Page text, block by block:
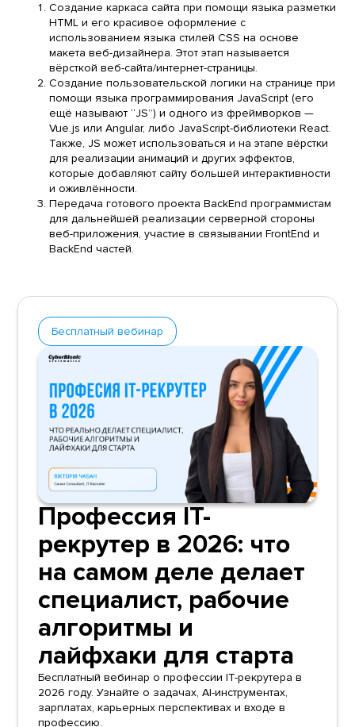
Создание каркаса сайта при помощи языка разметки
HTML и его красивое оформление с
использованием языка стилей CSS на основе
макета веб-дизайнера. Этот этап называется
вёрсткой веб-сайта/интернет-страницы.
Создание пользовательской логики на странице при
помощи языка программирования JavaScript (его
ещё называют “JS”) и одного из фреймворков —
Vue.js или Angular, либо JavaScript-библиотеки React.
Также, JS может использоваться и на этапе вёрстки
для реализации анимаций и других эффектов,
которые добавляют сайту большей интерактивности
и оживлённости.
Передача готового проекта BackEnd программистам
для дальнейшей реализации серверной стороны
веб-приложения, участие в связывании FrontEnd и
BackEnd частей.
Бесплатный вебинар
Профессия IT-
рекрутер в 2026: что
на самом деле делает
специалист, рабочие
алгоритмы и
лайфхаки для старта
Бесплатный вебинар о профессии IT-рекрутера в
2026 году. Узнайте о задачах, AI-инструментах,
зарплатах, карьерных перспективах и входе в
профессию.